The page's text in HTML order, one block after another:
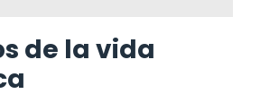
de la vida